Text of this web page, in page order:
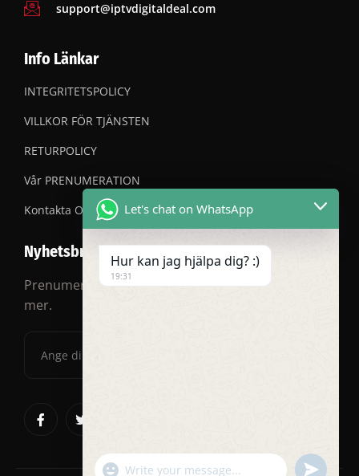
support@iptvdigitaldeal.com
Info Länkar
INTEGRITETSPOLICY
VILLKOR FÖR TJÄNSTEN
RETURPOLICY
Vår PRENUMERATION
Kontakta OSS
Nyhetsbrev
Prenumerera på vårt nyhetsbrev för rabatter och
mer.
Let's chat on WhatsApp
Hur kan jag hjälpa dig? :)
19:31
"+chaty_settings.lang.emoji_picker+" undefined